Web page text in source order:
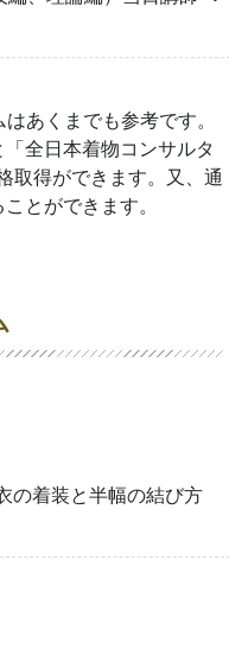
あくまでも参考です。
全日本着物コンサルタ
取得ができます。又、通
とができます。
着装と半幅の結び方